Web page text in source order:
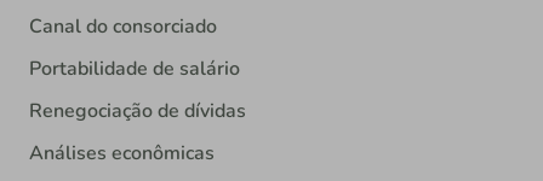
Canal do consorciado
Portabilidade de salário
Renegociação de dívidas
Análises econômicas